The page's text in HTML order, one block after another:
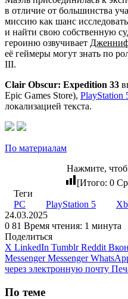
в отличие от большинства
миссию как шанс
и найти свою собственную
героиню озвучивает
её геймеры могут знать по
III.
Clair Obscur: Expedition 33
Epic Games Store), PlayStation
локализацией текста.
По материалам
Нажмите,
[Итого: 0
Теги
PC
PlayStation 5
24.03.2025
0 81 Время чтения: 1 минута
Поделиться
X LinkedIn Tumblr Reddit
Messenger Messenger
через электронную почту
По теме